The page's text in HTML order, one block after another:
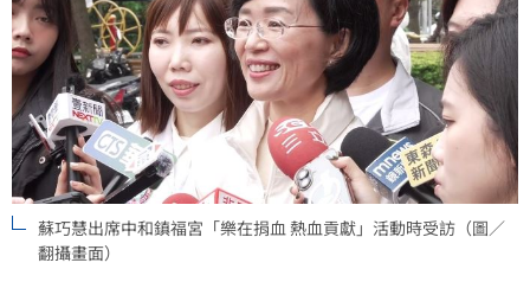
蘇巧慧出席中和鎮福宮「樂在捐血 熱血貢獻」活動時受訪（圖／
翻攝畫面）